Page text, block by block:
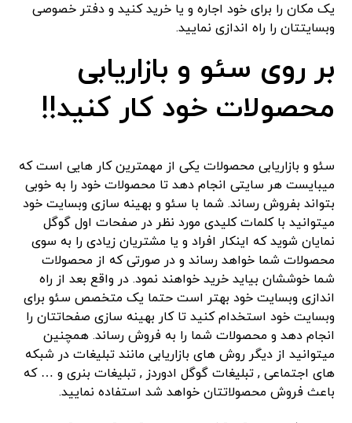
یک مکان را برای خود اجاره و یا خرید کنید و دفتر خصوصی
وبسایتتان را راه اندازی نمایید.
بر روی سئو و بازاریابی
محصولات خود کار کنید!!
سئو و بازاریابی محصولات یکی از مهمترین کار هایی است که
میبایست هر سایتی انجام دهد تا محصولات خود را به خوبی
بتواند بفروش رساند. شما با سئو و بهینه سازی وبسایت خود
میتوانید با کلمات کلیدی مورد نظر در صفحات اول گوگل
نمایان شوید که اینکار افراد و یا مشتریان زیادی را به سوی
محصولات شما خواهد رساند و در صورتی که از محصولات
شما خوششان بیاید خرید خواهند نمود. در واقع بعد از راه
اندازی وبسایت خود بهتر است حتما یک متخصص سئو برای
وبسایت خود استخدام کنید تا کار بهینه سازی صفحاتتان را
انجام دهد و محصولات شما را به فروش رساند. همچنین
میتوانید از دیگر روش های بازاریابی مانند تبلیغات در شبکه
های اجتماعی , تبلیغات گوگل ادوردز , تبلیغات بنری و … که
باعث فروش محصولاتتان خواهد شد استفاده نمایید.